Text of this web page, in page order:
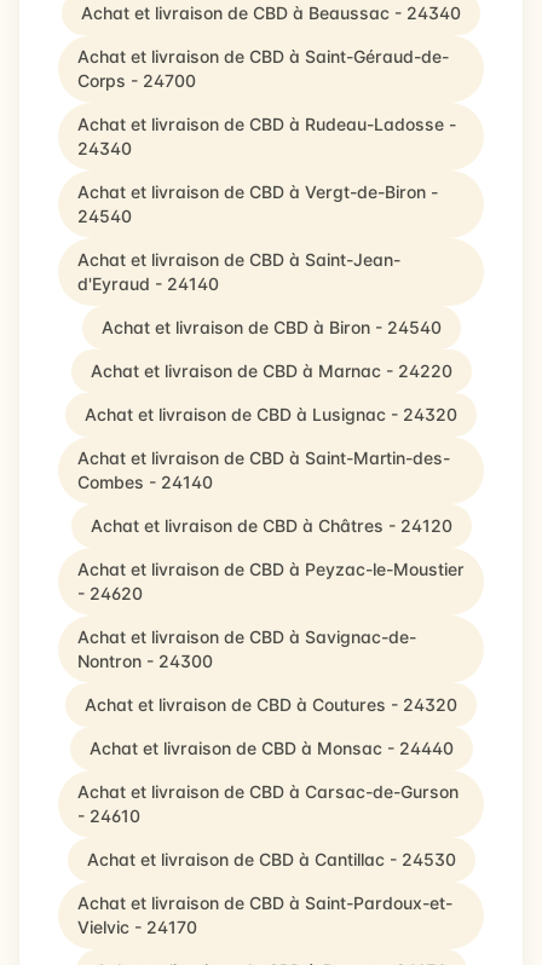
Achat et livraison de CBD à Beaussac - 24340
Achat et livraison de CBD à Saint-Géraud-de-
Corps - 24700
Achat et livraison de CBD à Rudeau-Ladosse -
24340
Achat et livraison de CBD à Vergt-de-Biron -
24540
Achat et livraison de CBD à Saint-Jean-
d'Eyraud - 24140
Achat et livraison de CBD à Biron - 24540
Achat et livraison de CBD à Marnac - 24220
Achat et livraison de CBD à Lusignac - 24320
Achat et livraison de CBD à Saint-Martin-des-
Combes - 24140
Achat et livraison de CBD à Châtres - 24120
Achat et livraison de CBD à Peyzac-le-Moustier
- 24620
Achat et livraison de CBD à Savignac-de-
Nontron - 24300
Achat et livraison de CBD à Coutures - 24320
Achat et livraison de CBD à Monsac - 24440
Achat et livraison de CBD à Carsac-de-Gurson
- 24610
Achat et livraison de CBD à Cantillac - 24530
Achat et livraison de CBD à Saint-Pardoux-et-
Vielvic - 24170